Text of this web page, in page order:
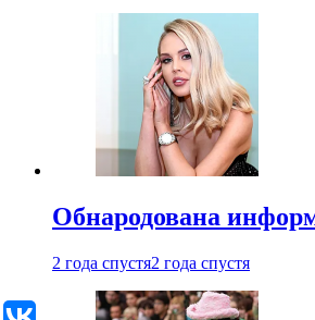
Обнародована
2 года спустя2 года спустя